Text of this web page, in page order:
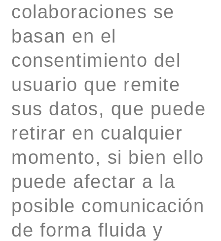
colaboraciones se
basan en el
consentimiento del
usuario que remite
sus datos, que puede
retirar en cualquier
momento, si bien ello
puede afectar a la
posible comunicación
de forma fluida y